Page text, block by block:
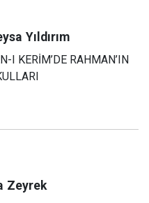
Yıldırım
I KERİM’DE RAHMAN’IN
Zeyrek